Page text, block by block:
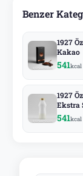
Benzer
1927
Kakao
541kcal
1927
Ekstra
541kcal